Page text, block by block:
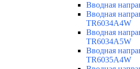
Вводная
Вводная
TR6034A4W
Вводная
TR6034A5W
Вводная
TR6035A4W